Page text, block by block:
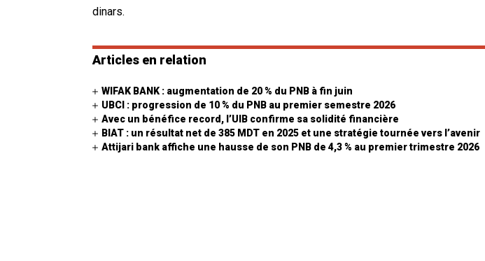
dinars.
Articles en relation
WIFAK BANK : augmentation de 20 % du PNB à fin juin
UBCI : progression de 10 % du PNB au premier semestre 2026
Avec un bénéfice record, l’UIB confirme sa solidité financière
BIAT : un résultat net de 385 MDT en 2025 et une stratégie tournée vers l’avenir
Attijari bank affiche une hausse de son PNB de 4,3 % au premier trimestre 2026